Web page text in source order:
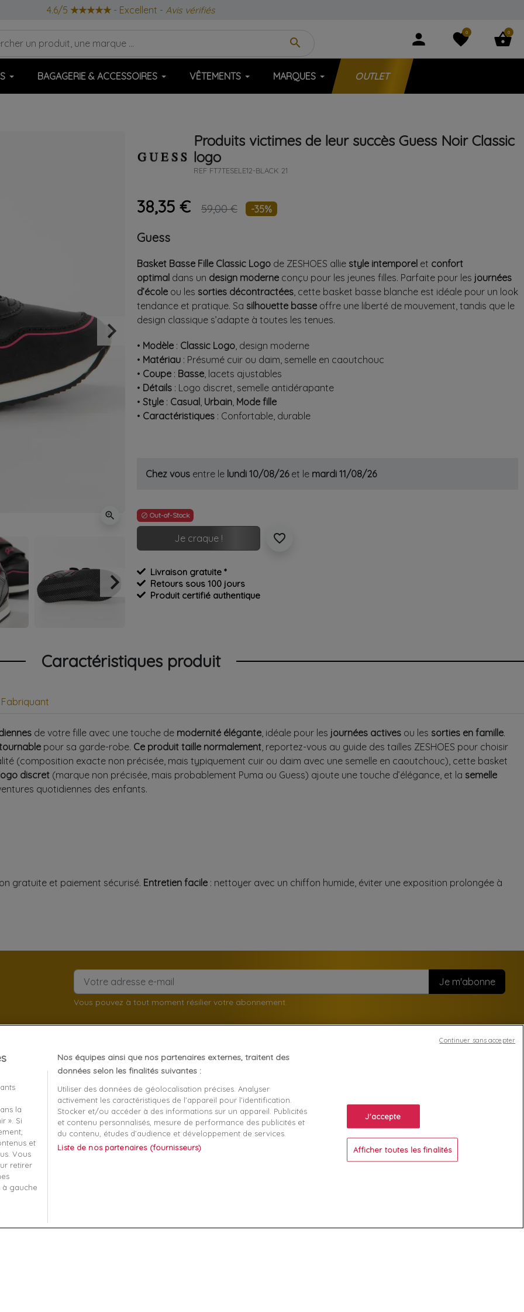
4.6/5 ★★★★★ - Excellent - Avis vérifiés
search person favorite
0 shopping_basket
0
BAGAGERIE & ACCESSOIRES VÊTEMENTS MARQUES OUTLET
Suivant
keyboard_arrow_right
zoom_in
Suivant
keyboard_arrow_right
Produits victimes de leur succès Guess Noir Classic
logo
REF FT7TESELE12-BLACK 21
38,35 € 59,00 € -35%
Guess
Basket Basse Fille Classic Logo de ZESHOES allie style intemporel et confort
optimal dans un design moderne conçu pour les jeunes filles. Parfaite pour les journées
d’école ou les sorties décontractées , cette basket basse blanche est idéale pour un look
tendance et pratique. Sa silhouette basse offre une liberté de mouvement, tandis que le
design classique s’adapte à toutes les tenues.
• Modèle : Classic Logo , design moderne
• Matériau : Présumé cuir ou daim, semelle en caoutchouc
• Coupe : Basse , lacets ajustables
• Détails : Logo discret, semelle antidérapante
• Style : Casual Urbain Mode fille
• Caractéristiques : Confortable, durable
Chez vous entre le lundi 10/08/26et le mardi 11/08/26
 Out-of-Stock
Je craque ! favorite_border
Livraison gratuite *
Retours sous 100 jours
Produit certifié authentique
Caractéristiques produit
Fabriquant
de votre fille avec une touche de modernité élégante , idéale pour les journées actives ou les sorties en famille.
pour sa garde-robe. Ce produit taille normalement , reportez-vous au guide des tailles ZESHOES pour choisir
(composition exacte non précisée, mais typiquement cuir ou daim avec une semelle en caoutchouc), cette basket
discret (marque non précisée, mais probablement Puma ou Guess) ajoute une touche d’élégance, et la semelle
quotidiennes des enfants.
gratuite et paiement sécurisé. Entretien facile : nettoyer avec un chiffon humide, éviter une exposition prolongée à
Vous pouvez à tout moment résilier votre abonnement.
remboursement
commande
À propos
Mentions légales
Conditions générales de vente
Qui sommes nous?
Informatique et liberté
Connexion
Créez votre compte
la
». Si
et
Vous
retirer
à gauche
Nos équipes ainsi que nos partenaires externes, traitent des
données selon les finalités suivantes :
Utiliser des données de géolocalisation précises. Analyser
activement les caractéristiques de l’appareil pour l’identification.
Stocker et/ou accéder à des informations sur un appareil. Publicités
et contenu personnalisés, mesure de performance des publicités et
du contenu, études d’audience et développement de services.
Liste de nos partenaires (fournisseurs)
J'accepte
Afficher toutes les finalités
Continuer sans accepter